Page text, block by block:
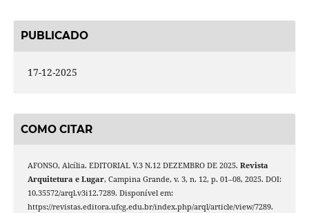
PUBLICADO
17-12-2025
COMO CITAR
AFONSO, Alcília. EDITORIAL V.3 N.12 DEZEMBRO DE 2025. Revista
Arquitetura e Lugar, Campina Grande, v. 3, n. 12, p. 01–08, 2025. DOI:
10.35572/arql.v3i12.7289. Disponível em:
https://revistas.editora.ufcg.edu.br/index.php/arql/article/view/7289.